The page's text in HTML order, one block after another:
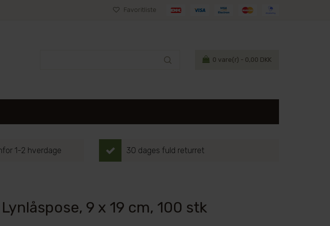
Favoritliste
0 vare(r) - 0,00 DKK
1-2 hverdage 30 dages fuld returret
Lynlåspose, 9 x 19 cm, 100 stk